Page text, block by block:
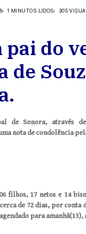
1 MINUTOS LIDOS 305
pai do
de
de Sonora, através
nota de condolência
filhos, 17 netos e 14
de 72 dias, por conta
para